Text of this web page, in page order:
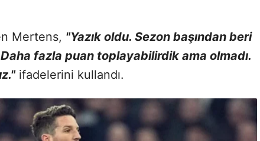
Mertens, "Yazık oldu. Sezon başından beri
fazla puan toplayabilirdik ama olmadı.
ifadelerini kullandı.